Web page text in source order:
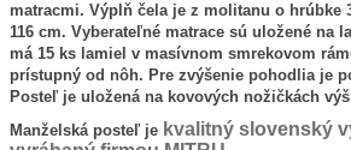
matracmi. Výplň čela je z molitanu o hrúbke
116 cm. Vyberateľné matrace sú uložené na
má 15 ks lamiel v masívnom smrekovom
prístupný od nôh. Pre zvýšenie pohodlia je
Posteľ je uložená na kovových nožičkách
Manželská posteľ je kvalitný slovenský